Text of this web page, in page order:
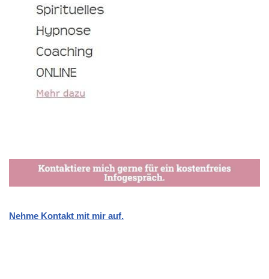
Nehme Kontakt mit mir auf.